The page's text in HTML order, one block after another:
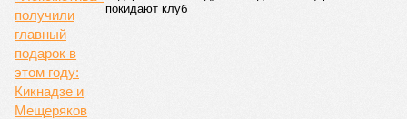
Источник: https://avaho.ru/novostroyka/moskva/uvao/lyublino/svetlyy-mir-
stantsiya-l/9303640/?ysclid=msemqdok6w326352116
Если да, то на каком основании декларируются конкретные
даты сдачи жилого комплекса (декабрь 2026 – март 2028),
если фаза активных строительных работ, если судить по
отсутствию техники на площадке, ещё не началась? При